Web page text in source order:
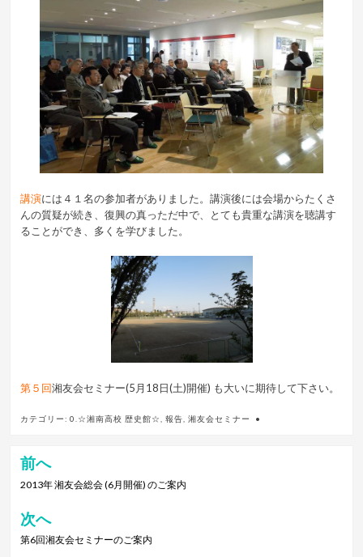
講演には４１名の参加者がありました。講演後には会場からたくさ
んの質疑が続き、復興の真っただ中で、とても貴重な講演を聴講す
ることができ、多くを学びました。
第５回湘友会セミナー(5月18日(土)開催) も大いに期待して下さい。
カテゴリー:0.☆湘南高校 歴史館☆ ,報告 ,湘友会セミナー
投
稿
ナ
ビ
前へ
2013年 湘友会総会 (6月開催) のご案内
次へ
第6回湘友会セミナーのご案内